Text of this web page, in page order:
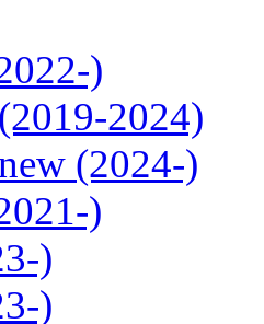
)
2024)
(2024-)
)
)
)